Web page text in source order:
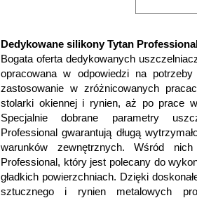
Dedykowane silikony Tytan
Bogata oferta dedykowanych
opracowana w odpowiedzi na
zastosowanie w zróżnicowanych
stolarki okiennej i rynien, aż po prace
Specjalnie dobrane parametry
Professional gwarantują długą
warunków zewnętrznych. Wśród
Professional, który jest polecany do
gładkich powierzchniach. Dzięki
sztucznego i rynien metalowych